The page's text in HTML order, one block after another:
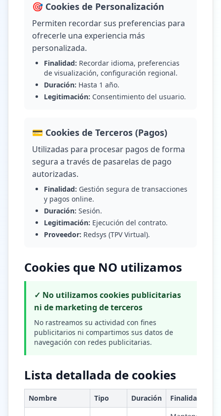
🎯 Cookies de Personalización
Permiten recordar sus preferencias para
ofrecerle una experiencia más
personalizada.
Finalidad: Recordar idioma, preferencias
de visualización, configuración regional.
Duración: Hasta 1 año.
Legitimación: Consentimiento del usuario.
💳 Cookies de Terceros (Pagos)
Utilizadas para procesar pagos de forma
segura a través de pasarelas de pago
autorizadas.
Finalidad: Gestión segura de transacciones
y pagos online.
Duración: Sesión.
Legitimación: Ejecución del contrato.
Proveedor: Redsys (TPV Virtual).
Cookies que NO utilizamos
✓ No utilizamos cookies publicitarias
ni de marketing de terceros
No rastreamos su actividad con fines
publicitarios ni compartimos sus datos de
navegación con redes publicitarias.
Lista detallada de cookies
Nombre Tipo Duración Finalidad